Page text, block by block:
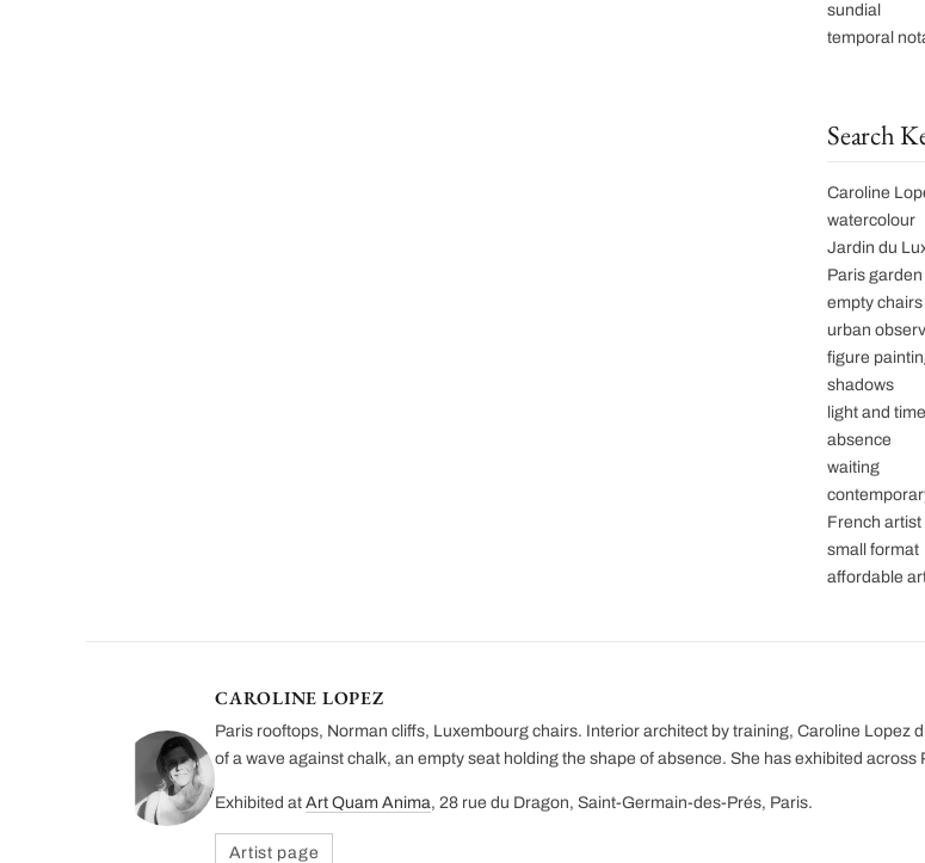
sundial
temporal
Search
Caroline
watercolour
Jardin du
Paris garden
empty chairs
urban
figure
shadows
light and time
absence
waiting
French artist
small format
affordable
CAROLINE LOPEZ
Paris rooftops, Norman cliffs, Luxembourg chairs. Interior architect by training, Caroline
of a wave against chalk, an empty seat holding the shape of absence. She has exhibited across
Exhibited at Art Quam Anima, 28 rue du Dragon, Saint-Germain-des-Prés, Paris.
Artist page